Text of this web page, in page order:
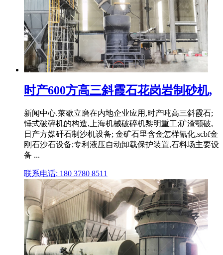
时产600方高三斜霞石花岗岩制砂机,
新闻中心.莱歇立磨在内地企业应用,时产吨高三斜霞石;
锤式破碎机的构造,上海机械破碎机黎明重工;矿渣颚破,
日产方媒矸石制沙机设备; 金矿石里含金怎样氰化,scbf金
刚石沙石设备;专利液压自动卸载保护装置,石料场主要设
备 ...
联系电话: 180 3780 8511